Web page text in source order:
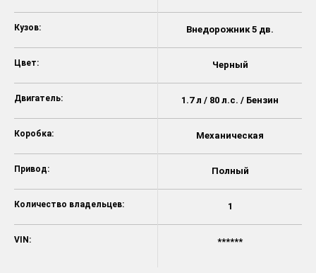
Кузов:
Цвет:
Двигатель:
Коробка:
Привод:
Количество владельцев:
VIN:
Внедорожник 5 дв.
Черный
1.7 л / 80 л.с. / Бензин
Механическая
Полный
1
******